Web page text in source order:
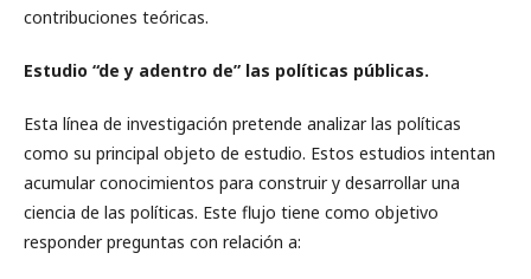
contribuciones teóricas.
Estudio “de y adentro de” las políticas públicas.
Esta línea de investigación pretende analizar las políticas
como su principal objeto de estudio. Estos estudios intentan
acumular conocimientos para construir y desarrollar una
ciencia de las políticas. Este flujo tiene como objetivo
responder preguntas con relación a: